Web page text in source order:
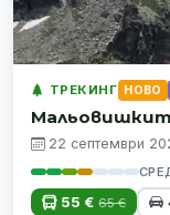
ТРЕКИНГ НОВО
22 септември
55 € 65 €